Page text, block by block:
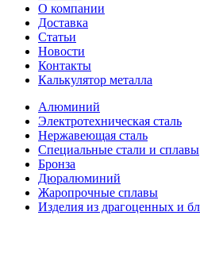
О компании
Доставка
Статьи
Новости
Контакты
Калькулятор металла
Алюминий
Электротехническая сталь
Нержавеющая сталь
Специальные стали и сплавы
Бронза
Дюралюминий
Жаропрочные сплавы
Изделия из драгоценных и